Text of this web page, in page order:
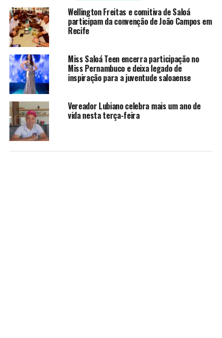
Wellington Freitas e comitiva de Saloá
participam da convenção de João Campos em
Recife
Miss Saloá Teen encerra participação no
Miss Pernambuco e deixa legado de
inspiração para a juventude saloaense
Vereador Lubiano celebra mais um ano de
vida nesta terça-feira